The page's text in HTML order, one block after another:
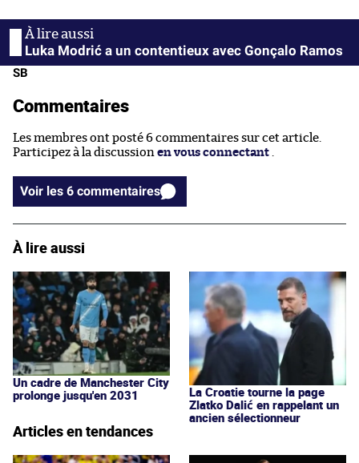
Luka Modrić a un contentieux avec Gonçalo Ramos
SB
Commentaires
Les membres ont posté 6 commentaires sur cet article.
Participez à la discussion en vous connectant .
Voir les 6 commentaires
À lire aussi
Un cadre de Manchester City
prolonge jusqu'en 2031
La Croatie tourne la page
Zlatko Dalić en rappelant un
ancien sélectionneur
Articles en tendances